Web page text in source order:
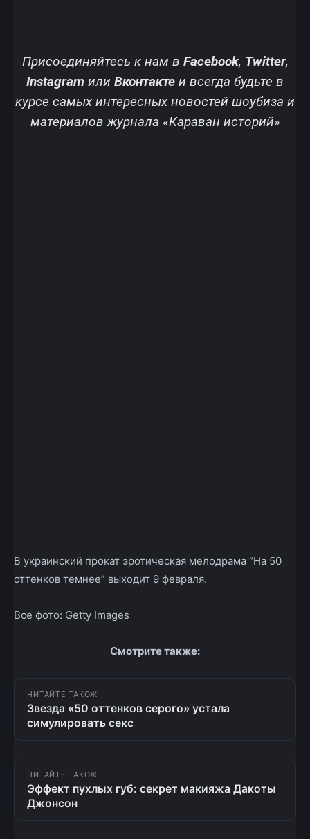
Присоединяйтесь к нам в Facebook, Twitter,
Instagram или Вконтакте и всегда будьте в
курсе самых интересных новостей шоубиза и
материалов журнала «Караван историй»
В украинский прокат эротическая мелодрама “На 50
оттенков темнее” выходит 9 февраля.
Все фото: Getty Images
Смотрите также:
ЧИТАЙТЕ ТАКОЖ
Звезда «50 оттенков серого» устала
симулировать секс
ЧИТАЙТЕ ТАКОЖ
Эффект пухлых губ: секрет макияжа Дакоты
Джонсон